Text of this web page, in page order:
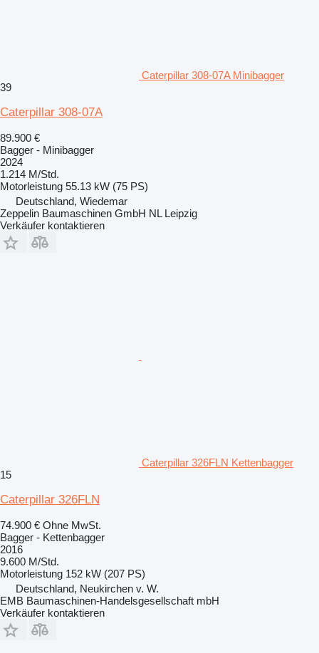
Caterpillar 308-07A Minibagger
39
Caterpillar 308-07A
89.900 €
Bagger - Minibagger
2024
1.214 M/Std.
Motorleistung 55.13 kW (75 PS)
Deutschland, Wiedemar
Zeppelin Baumaschinen GmbH NL Leipzig
Verkäufer kontaktieren
Caterpillar 326FLN Kettenbagger
15
Caterpillar 326FLN
74.900 € Ohne MwSt.
Bagger - Kettenbagger
2016
9.600 M/Std.
Motorleistung 152 kW (207 PS)
Deutschland, Neukirchen v. W.
EMB Baumaschinen-Handelsgesellschaft mbH
Verkäufer kontaktieren